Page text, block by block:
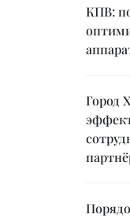
КПВ:
Город